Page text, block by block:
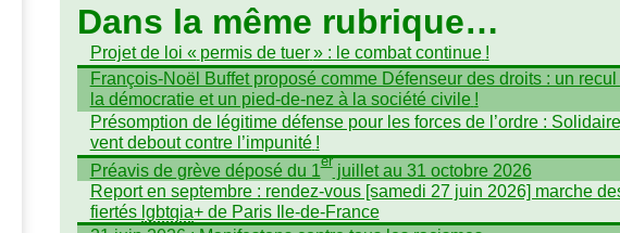
Dans la même rubrique…
Projet de loi « permis de tuer» : le combat continue !
François-Noël Buffet proposé comme Défenseur des droits : un recul
la démocratie et un pied-de-nez à la société civile !
Présomption de légitime défense pour les forces de l’ordre :
vent debout contre l’impunité !
Préavis de grève déposé du 1erjuillet au 31 octobre 2026
Report en septembre : rendez-vous [samedi 27 juin 2026] marche
fiertés lgbtqia+ de Paris Ile-de-France